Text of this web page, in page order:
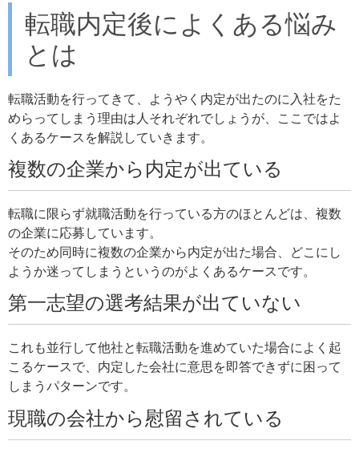
転職内定後によくある悩み
とは
転職活動を行ってきて、ようやく内定が出たのに入社をた
めらってしまう理由は人それぞれでしょうが、ここではよ
くあるケースを解説していきます。
複数の企業から内定が出ている
転職に限らず就職活動を行っている方のほとんどは、複数
の企業に応募しています。
そのため同時に複数の企業から内定が出た場合、どこにし
ようか迷ってしまうというのがよくあるケースです。
第一志望の選考結果が出ていない
これも並行して他社と転職活動を進めていた場合によく起
こるケースで、内定した会社に意思を即答できずに困って
しまうパターンです。
現職の会社から慰留されている